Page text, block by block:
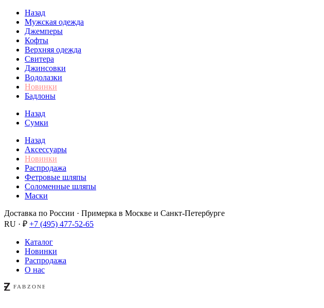
Назад
Мужская одежда
Джемперы
Кофты
Верхняя одежда
Свитера
Джинсовки
Водолазки
Новинки
Бадлоны
Назад
Сумки
Назад
Аксессуары
Новинки
Распродажа
Фетровые шляпы
Соломенные шляпы
Маски
Доставка по России · Примерка в Москве и Санкт-Петербурге
RU · ₽ +7 (495) 477-52-65
Каталог
Новинки
Распродажа
О нас